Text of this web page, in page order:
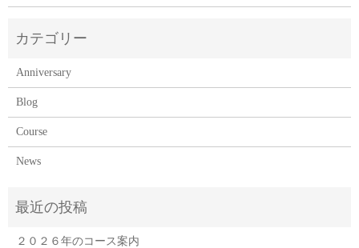
Anniversary
Blog
Course
News
２０２６年のコース案内